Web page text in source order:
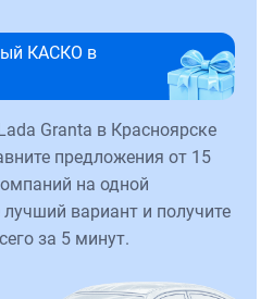
КАСКО в
Granta в Красноярске
предложения от 15
на одной
вариант и получите
за 5 минут.